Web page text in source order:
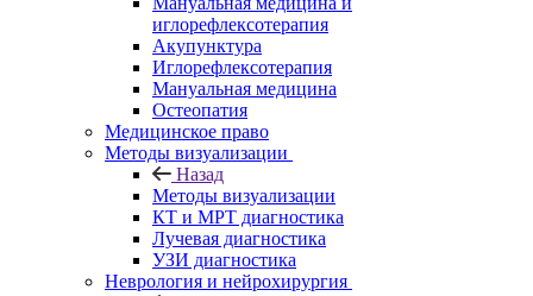
иглорефлексотерапия
Акупунктура
Иглорефлексотерапия
Мануальная медицина
Остеопатия
Медицинское право
Методы визуализации
Назад
Методы визуализации
КТ и МРТ диагностика
Лучевая диагностика
УЗИ диагностика
Неврология и нейрохирургия